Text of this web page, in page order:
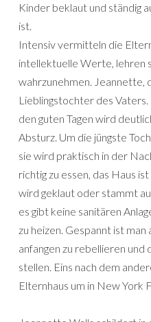
Kinder beklaut und ständig
ist.
Intensiv vermitteln die
intellektuelle Werte, lehren
wahrzunehmen. Jeannette,
Lieblingstochter des
den guten Tagen wird
Absturz. Um die jüngste
sie wird praktisch in der
richtig zu essen, das Haus
wird geklaut oder stammt
es gibt keine sanitären
zu heizen. Gespannt ist
anfangen zu rebellieren und
stellen. Eins nach dem
Elternhaus um in New York